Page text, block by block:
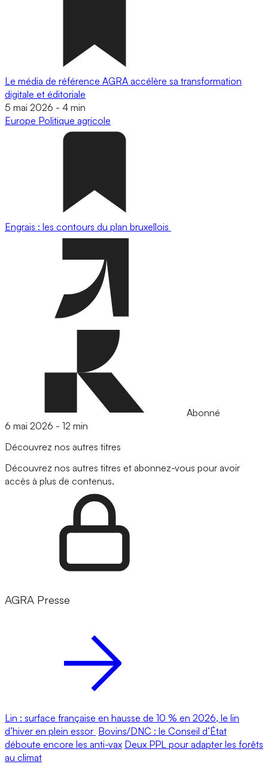
Le média de référence AGRA accélère sa transformation
digitale et éditoriale
5 mai 2026 - 4 min
Europe Politique agricole
Engrais : les contours du plan bruxellois
Abonné
6 mai 2026 - 12 min
Découvrez nos autres titres
Découvrez nos autres titres et abonnez-vous pour avoir
accès à plus de contenus.
AGRA Presse
Lin : surface française en hausse de 10 % en 2026, le lin
d’hiver en plein essor Bovins/DNC : le Conseil d’État
déboute encore les anti-vax Deux PPL pour adapter les forêts
au climat